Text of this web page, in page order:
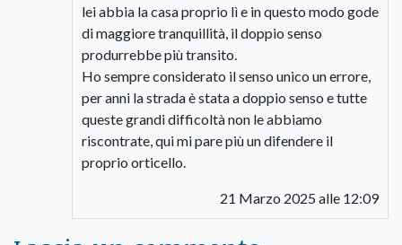
lei abbia la casa proprio lì e in questo modo gode
di maggiore tranquillità, il doppio senso
produrrebbe più transito.
Ho sempre considerato il senso unico un errore,
per anni la strada è stata a doppio senso e tutte
queste grandi difficoltà non le abbiamo
riscontrate, qui mi pare più un difendere il
proprio orticello.
21 Marzo 2025 alle 12:09